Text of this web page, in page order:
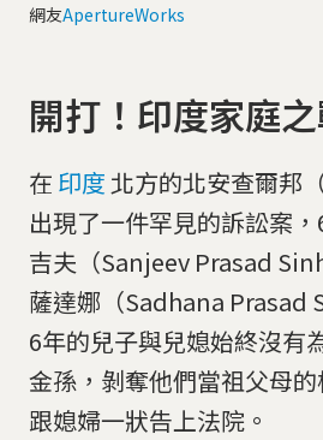
網友ApertureWorks
開打！印度家庭
在 印度 北方的北安查爾邦
出現了一件罕見的訴訟案
吉夫（Sanjeev Prasad
薩達娜（Sadhana Prasad
6年的兒子與兒媳始終沒有
金孫，剝奪他們當祖父母
跟媳婦一狀告上法院。